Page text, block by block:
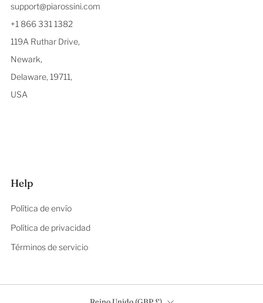
support@piarossini.com
+1 866 331 1382
119A Ruthar Drive,
Newark,
Delaware, 19711,
USA
Help
Política de envío
Política de privacidad
Términos de servicio